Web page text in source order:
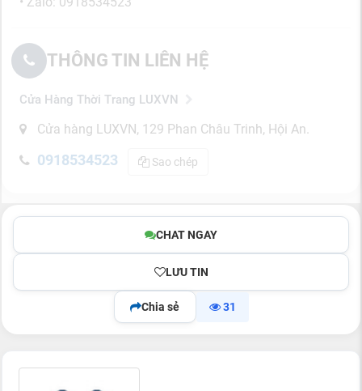
THÔNG TIN LIÊN HỆ
Cửa Hàng Thời Trang LUXVN
Cửa hàng LUXVN, 129 Phan Châu Trinh, Hội An.
0918534523 Sao chép
CHAT NGAY
LƯU TIN
Chia sẻ 31